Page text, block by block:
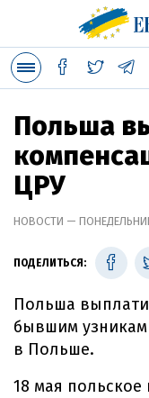
Польша
ЦРУ
НОВОСТИ —
ПОДЕЛИТЬСЯ:
Польша
бывшим
в Польше.
18 мая